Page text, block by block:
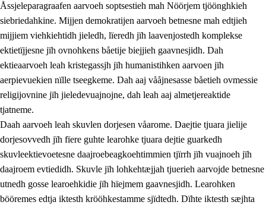
1. Lïerehtimmien aarvoevåarome
1.1 Almetjeaarvoe
1.2 Identiteete jïh kulturellen gellievoete
1.3
1.4
Skaepiedimmievoeteaavoe, eadtjohkevoete jïh
goerehtimmievæljoe
1.5 Eatnemem krööhkestidh jïh byjresegoerkesevoete
1.6 Demokratije jïh meatanårrome
Åssjeleparagraafen aarvoeh soptsestieh mah Nöörjem tjöönghkieh
siebriedahkine. Mijjen demokratijen aarvoeh betnesne mah edtjieh
mijjiem viehkiehtidh jieledh, lïeredh jïh laavenjostedh komplekse
ektietïjjesne jïh ovnohkens båetije biejjieh gaavnesjidh. Dah
ektieaarvoeh leah kristegassjh jïh humanistihken aarvoen jïh
aerpievuekien nïlle tseegkeme. Dah aaj vååjnesasse båetieh ovmessie
religijovnine jïh jieledevuajnojne, dah leah aaj almetjereaktide
tjatneme.
Daah aarvoeh leah skuvlen dorjesen våarome. Daejtie tjuara jielije
dorjesovvedh jïh fïere guhte learohke tjuara dejtie guarkedh
skuvleektievoetesne daajroebeagkoehtimmien tjïrrh jïh vuajnoeh jïh
daajroem evtiedidh. Skuvle jïh lohkehtæjjah tjuerieh aarvojde betnesne
utnedh gosse learoehkidie jïh hïejmem gaavnesjidh. Learohken
bööremes edtja iktesth krööhkestamme sjïdtedh. Dïhte iktesth sæjhta